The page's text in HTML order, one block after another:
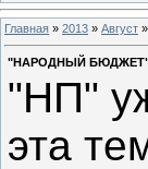
Главная » 2013 » Август »
"НАРОДНЫЙ
"НП"
эта